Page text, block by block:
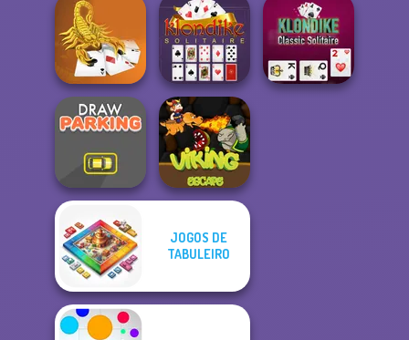
Candy Riddles Forest Match Tripeaks Solitaire
Scorpion
Solitaire
Klondike
Solitaire Classic
Draw Parking
JOGOS DE
TABULEIRO